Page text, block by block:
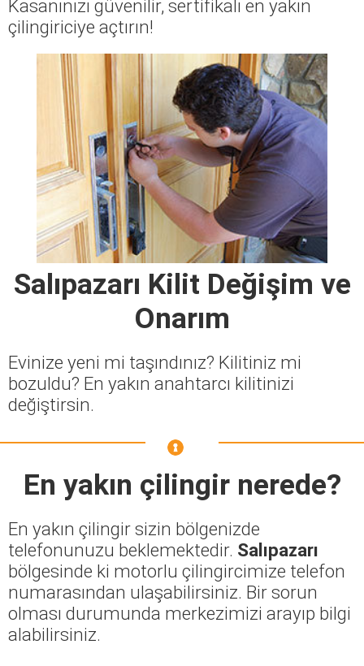
Kasanınızı güvenilir, sertifikalı en yakın
çilingiriciye açtırın!
Salıpazarı Kilit Değişim ve
Onarım
Evinize yeni mi taşındınız? Kilitiniz mi
bozuldu? En yakın anahtarcı kilitinizi
değiştirsin.
En yakın çilingir nerede?
En yakın çilingir sizin bölgenizde
telefonunuzu beklemektedir. Salıpazarı
bölgesinde ki motorlu çilingircimize telefon
numarasından ulaşabilirsiniz. Bir sorun
olması durumunda merkezimizi arayıp bilgi
alabilirsiniz.